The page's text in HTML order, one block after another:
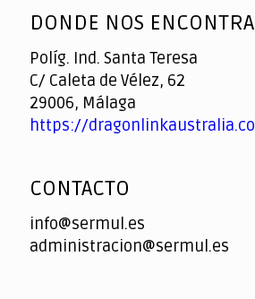
DONDE NOS
Políg. Ind. Santa Teresa
C/ Caleta de Vélez, 62
29006, Málaga
https://
CONTACTO
info@sermul.es
administracion@sermul.es